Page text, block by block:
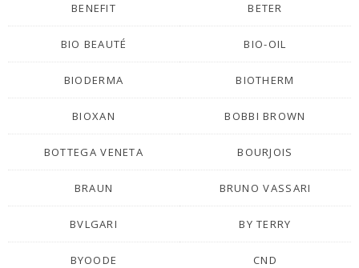
BENEFIT BETER
BIO BEAUTÉ BIO-OIL
BIODERMA BIOTHERM
BIOXAN BOBBI BROWN
BOTTEGA VENETA BOURJOIS
BRAUN BRUNO VASSARI
BVLGARI BY TERRY
BYOODE CND